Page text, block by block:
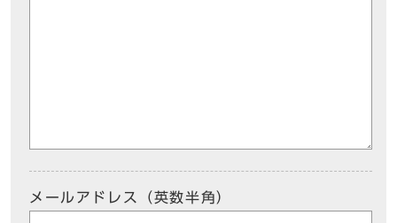
メールアドレス（英数半角）